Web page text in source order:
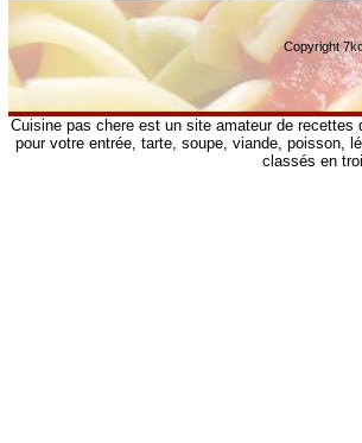
Copyright
Cuisine pas chere est un site amateur de
pour votre entrée, tarte, soupe, viande, poisson,
classés en